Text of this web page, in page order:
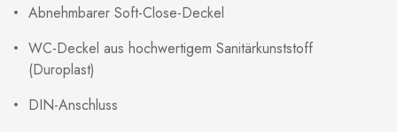
Abnehmbarer Soft-Close-Deckel
WC-Deckel aus hochwertigem Sanitärkunststoff
(Duroplast)
DIN-Anschluss